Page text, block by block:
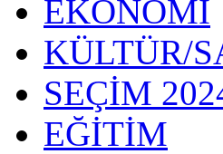
EKONOMİ
KÜLTÜR/
SEÇİM
EĞİTİM